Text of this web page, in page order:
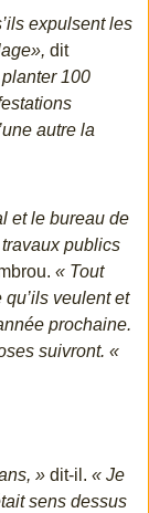
expulsent les
dit
100
autre la
et le bureau de
publics
« Tout
veulent et
prochaine.
suivront. «
»dit-il. « Je
sens dessus